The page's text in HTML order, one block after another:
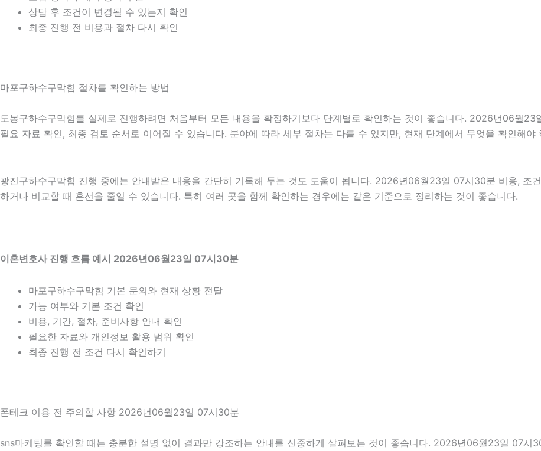
상담 후 조건이 변경될 수 있는지 확인
최종 진행 전 비용과 절차 다시 확인
마포구하수구막힘 절차를 확인하는 방법
도봉구하수구막힘를 실제로 진행하려면 처음부터 모든 내용을 확정하기보다 단계별로 확인하는 것이 좋습니다. 2026년06월
필요 자료 확인, 최종 검토 순서로 이어질 수 있습니다. 분야에 따라 세부 절차는 다를 수 있지만, 현재 단계에서 무엇을 확인해야
광진구하수구막힘 진행 중에는 안내받은 내용을 간단히 기록해 두는 것도 도움이 됩니다. 2026년06월23일 07시30분 비용, 조
하거나 비교할 때 혼선을 줄일 수 있습니다. 특히 여러 곳을 함께 확인하는 경우에는 같은 기준으로 정리하는 것이 좋습니다.
이혼변호사 진행 흐름 예시 2026년06월23일 07시30분
마포구하수구막힘 기본 문의와 현재 상황 전달
가능 여부와 기본 조건 확인
비용, 기간, 절차, 준비사항 안내 확인
필요한 자료와 개인정보 활용 범위 확인
최종 진행 전 조건 다시 확인하기
폰테크 이용 전 주의할 사항 2026년06월23일 07시30분
sns마케팅를 확인할 때는 충분한 설명 없이 결과만 강조하는 안내를 신중하게 살펴보는 것이 좋습니다. 2026년06월23일 07시